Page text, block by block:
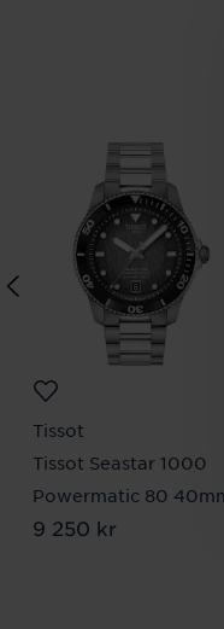
Tissot
Tissot Seastar 1000
Powermatic 80
Pris:9 250 kr
9 250 kr